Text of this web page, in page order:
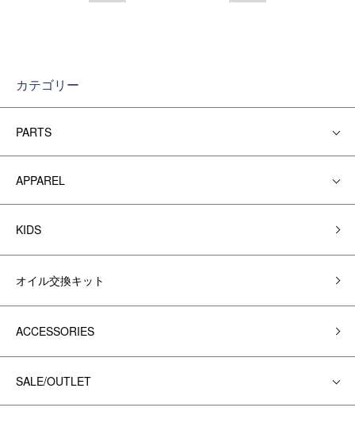
カテゴリー
PARTS
APPAREL
KIDS
オイル交換キット
ACCESSORIES
SALE/OUTLET